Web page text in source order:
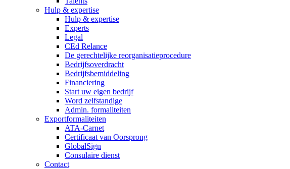
Hulp & expertise
Hulp & expertise
Experts
Legal
CEd Relance
De gerechtelijke reorganisatieprocedure
Bedrijfsoverdracht
Bedrijfsbemiddeling
Financiering
Start uw eigen bedrijf
Word zelfstandige
Admin. formaliteiten
Exportformaliteiten
ATA-Carnet
Certificaat van Oorsprong
GlobalSign
Consulaire dienst
Contact